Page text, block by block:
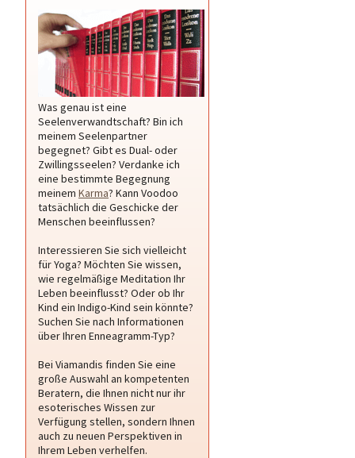
Was genau ist eine
Seelenverwandtschaft? Bin ich
meinem Seelenpartner
begegnet? Gibt es Dual- oder
Zwillingsseelen? Verdanke ich
eine bestimmte Begegnung
meinem Karma? Kann Voodoo
tatsächlich die Geschicke der
Menschen beeinflussen?
Interessieren Sie sich vielleicht
für Yoga? Möchten Sie wissen,
wie regelmäßige Meditation Ihr
Leben beeinflusst? Oder ob Ihr
Kind ein Indigo-Kind sein könnte?
Suchen Sie nach Informationen
über Ihren Enneagramm-Typ?
Bei Viamandis finden Sie eine
große Auswahl an kompetenten
Beratern, die Ihnen nicht nur ihr
esoterisches Wissen zur
Verfügung stellen, sondern Ihnen
auch zu neuen Perspektiven in
Ihrem Leben verhelfen.